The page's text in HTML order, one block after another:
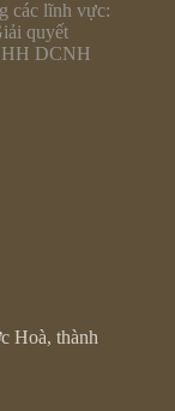
các lĩnh vực:
quyết
DCNH
Hoà, thành